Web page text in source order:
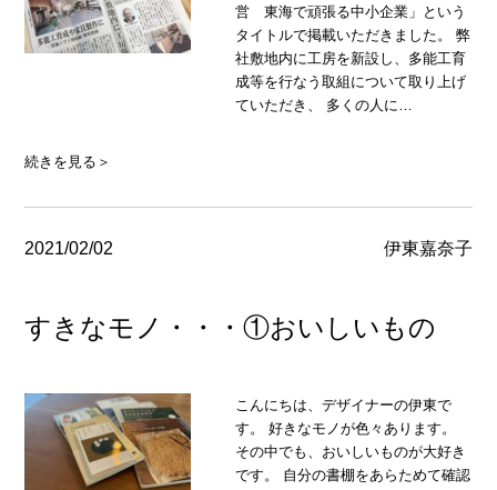
営 東海で頑張る中小企業」という
タイトルで掲載いただきました。 弊
社敷地内に工房を新設し、多能工育
成等を行なう取組について取り上げ
ていただき、 多くの人に…
続きを見る＞
2021/02/02 伊東嘉奈子
すきなモノ・・・①おいしいもの
こんにちは、デザイナーの伊東で
す。 好きなモノが色々あります。
その中でも、おいしいものが大好き
です。 自分の書棚をあらためて確認